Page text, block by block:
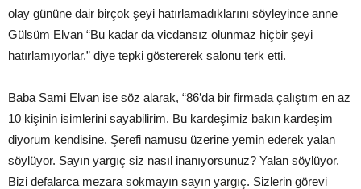
olay gününe dair birçok şeyi hatırlamadıklarını söyleyince anne
Gülsüm Elvan “Bu kadar da vicdansız olunmaz hiçbir şeyi
hatırlamıyorlar.” diye tepki göstererek salonu terk etti.
Baba Sami Elvan ise söz alarak, “86’da bir firmada çalıştım en az
10 kişinin isimlerini sayabilirim. Bu kardeşimiz bakın kardeşim
diyorum kendisine. Şerefi namusu üzerine yemin ederek yalan
söylüyor. Sayın yargıç siz nasıl inanıyorsunuz? Yalan söylüyor.
Bizi defalarca mezara sokmayın sayın yargıç. Sizlerin görevi